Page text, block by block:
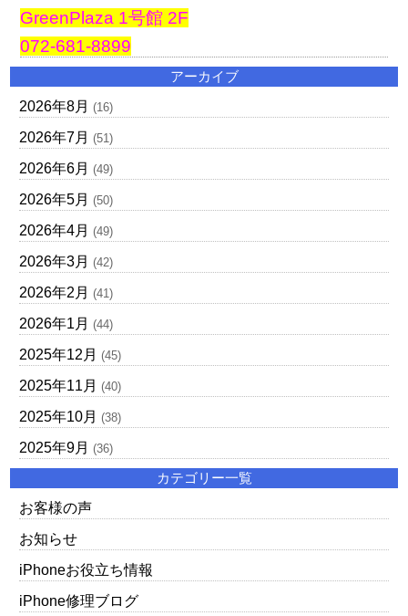
GreenPlaza 1号館 2F
072-681-8899
アーカイブ
2026年8月 (16)
2026年7月 (51)
2026年6月 (49)
2026年5月 (50)
2026年4月 (49)
2026年3月 (42)
2026年2月 (41)
2026年1月 (44)
2025年12月 (45)
2025年11月 (40)
2025年10月 (38)
2025年9月 (36)
カテゴリー一覧
お客様の声
お知らせ
iPhoneお役立ち情報
iPhone修理ブログ